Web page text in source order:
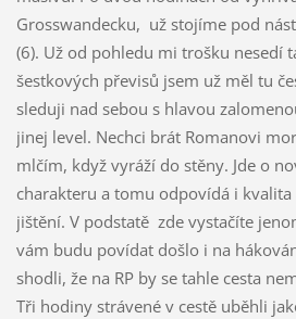
Grosswandecku, už stojíme pod
(6). Už od pohledu mi trošku nesedí
šestkových převisů jsem už měl tu
sleduji nad sebou s hlavou
jinej level. Nechci brát Romanovi
mlčím, když vyráží do stěny. Jde o
charakteru a tomu odpovídá i
jištění. V podstatě zde vystačíte
vám budu povídat došlo i na
shodli, že na RP by se tahle cesta
Tři hodiny strávené v cestě uběhli